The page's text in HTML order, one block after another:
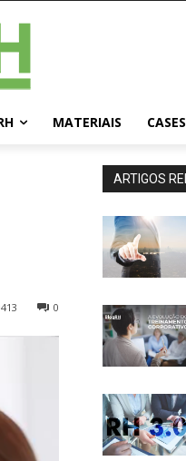
MATERIAIS CASES
0
ARTIGOS